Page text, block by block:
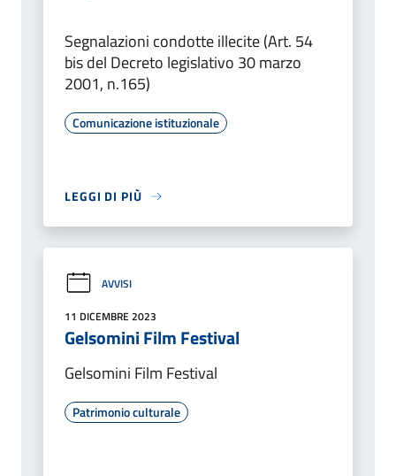
Segnalazioni condotte illecite (Art. 54
bis del Decreto legislativo 30 marzo
2001, n.165)
Comunicazione istituzionale
LEGGI DI PIÙ
AVVISI
11 DICEMBRE 2023
Gelsomini Film Festival
Gelsomini Film Festival
Patrimonio culturale